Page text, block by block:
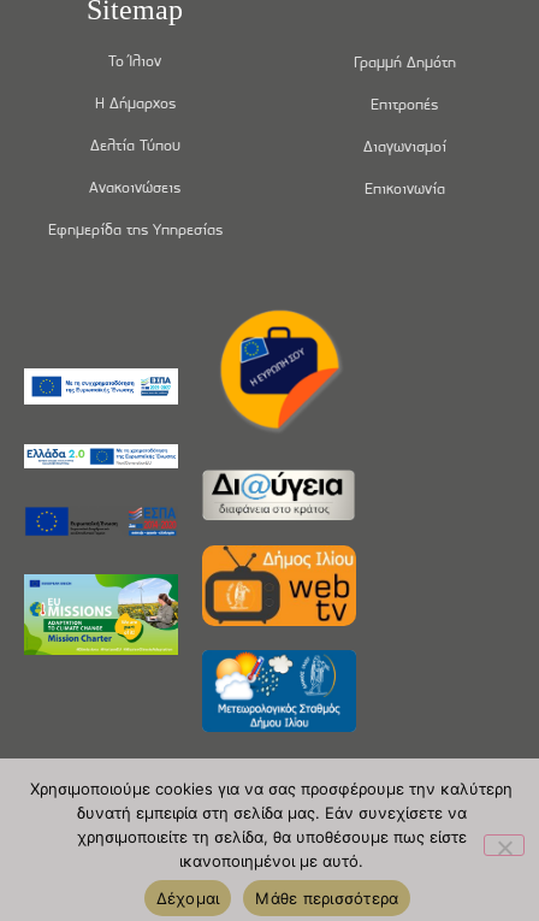
Sitemap
Το Ίλιον
Η Δήμαρχος
Δελτία Τύπου
Ανακοινώσεις
Εφημερίδα της Υπηρεσίας
Γραμμή Δημότη
Επιτροπές
Διαγωνισμοί
Επικοινωνία
Copyright 2020 © Δήμος Ιλίου
| powered by Evolutionprojects
Χρησιμοποιούμε cookies για να σας προσφέρουμε την καλύτερη
δυνατή εμπειρία στη σελίδα μας. Εάν συνεχίσετε να
χρησιμοποιείτε τη σελίδα, θα υποθέσουμε πως είστε
ικανοποιημένοι με αυτό.
Δέχομαι
Μάθε περισσότερα